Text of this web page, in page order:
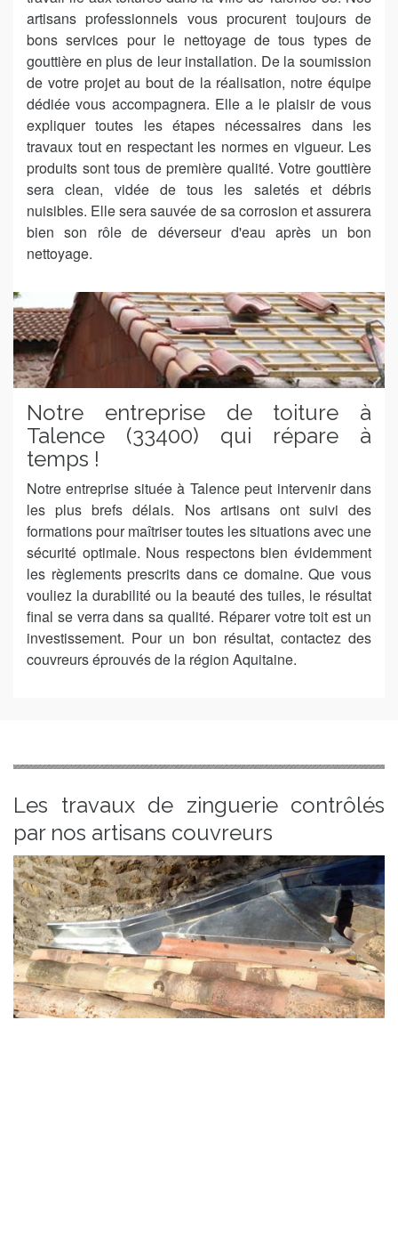
artisans professionnels vous procurent toujours de
bons services pour le nettoyage de tous types de
gouttière en plus de leur installation. De la soumission
de votre projet au bout de la réalisation, notre équipe
dédiée vous accompagnera. Elle a le plaisir de vous
expliquer toutes les étapes nécessaires dans les
travaux tout en respectant les normes en vigueur. Les
produits sont tous de première qualité. Votre gouttière
sera clean, vidée de tous les saletés et débris
nuisibles. Elle sera sauvée de sa corrosion et assurera
bien son rôle de déverseur d'eau après un bon
nettoyage.
Notre entreprise de toiture à
Talence (33400) qui répare à
temps !
Notre entreprise située à Talence peut intervenir dans
les plus brefs délais. Nos artisans ont suivi des
formations pour maîtriser toutes les situations avec une
sécurité optimale. Nous respectons bien évidemment
les règlements prescrits dans ce domaine. Que vous
vouliez la durabilité ou la beauté des tuiles, le résultat
final se verra dans sa qualité. Réparer votre toit est un
investissement. Pour un bon résultat, contactez des
couvreurs éprouvés de la région Aquitaine.
Les travaux de zinguerie contrôlés
par nos artisans couvreurs